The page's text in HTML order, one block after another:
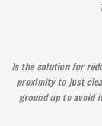
Is the solution for
proximity to just
ground up to avoid